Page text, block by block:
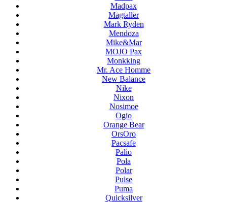
Madpax
Magtaller
Mark Ryden
Mendoza
Mike&Mar
MOJO Pax
Monkking
Mr. Ace Homme
New Balance
Nike
Nixon
Nosimoe
Ogio
Orange Bear
OrsOro
Pacsafe
Palio
Pola
Polar
Pulse
Puma
Quicksilver